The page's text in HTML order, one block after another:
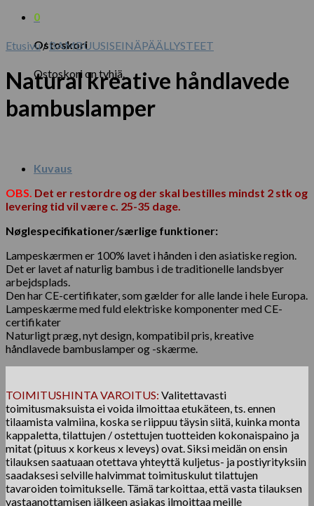
0
Ostoskori
Ostoskori on tyhjä.
Etusivu / BAMBUUSISEINÄPÄÄLLYSTEET
Natural kreative håndlavede
bambuslamper
Kuvaus
OBS. Det er restordre og der skal bestilles mindst 2 stk og
levering tid vil være c. 25-35 dage.
Nøglespecifikationer/særlige funktioner:
Lampeskærmen er 100% lavet i hånden i den asiatiske region.
Det er lavet af naturlig bambus i de traditionelle landsbyer
arbejdsplads.
Den har CE-certifikater, som gælder for alle lande i hele Europa.
Lampeskærme med fuld elektriske komponenter med CE-
certifikater
Naturligt præg, nyt design, kompatibil pris, kreative
håndlavede bambuslamper og -skærme.
TOIMITUSHINTA VAROITUS: Valitettavasti
toimitusmaksuista ei voida ilmoittaa etukäteen, ts. ennen
tilaamista valmiina, koska se riippuu täysin siitä, kuinka monta
kappaletta, tilattujen / ostettujen tuotteiden kokonaispaino ja
mitat (pituus x korkeus x leveys) ovat. Siksi meidän on ensin
tilauksen saatuaan otettava yhteyttä kuljetus- ja postiyrityksiin
saadaksesi selville halvimmat toimituskulut tilattujen
tavaroiden toimitukselle. Tämä tarkoittaa, että vasta tilauksen
vastaanottamisen jälkeen asiakas ilmoittaa meille